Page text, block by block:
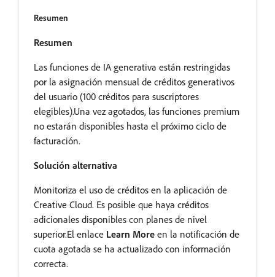
Resumen
Resumen
Las funciones de IA generativa están restringidas
por la asignación mensual de créditos generativos
del usuario (100 créditos para suscriptores
elegibles).Una vez agotados, las funciones premium
no estarán disponibles hasta el próximo ciclo de
facturación.
Solución alternativa
Monitoriza el uso de créditos en la aplicación de
Creative Cloud. Es posible que haya créditos
adicionales disponibles con planes de nivel
superior.El enlace Learn More en la notificación de
cuota agotada se ha actualizado con información
correcta.